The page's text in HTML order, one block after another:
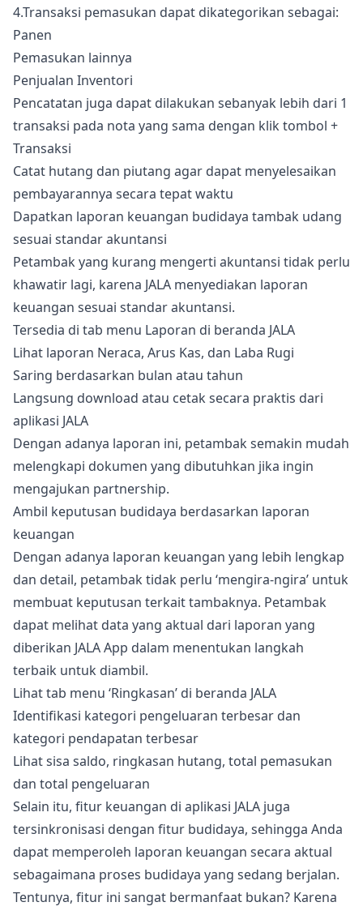
4.Transaksi pemasukan dapat dikategorikan sebagai:
Panen
Pemasukan lainnya
Penjualan Inventori
Pencatatan juga dapat dilakukan sebanyak lebih dari 1
transaksi pada nota yang sama dengan klik tombol +
Transaksi
Catat hutang dan piutang agar dapat menyelesaikan
pembayarannya secara tepat waktu
Dapatkan laporan keuangan budidaya tambak udang
sesuai standar akuntansi
Petambak yang kurang mengerti akuntansi tidak perlu
khawatir lagi, karena JALA menyediakan laporan
keuangan sesuai standar akuntansi.
Tersedia di tab menu Laporan di beranda JALA
Lihat laporan Neraca, Arus Kas, dan Laba Rugi
Saring berdasarkan bulan atau tahun
Langsung download atau cetak secara praktis dari
aplikasi JALA
Dengan adanya laporan ini, petambak semakin mudah
melengkapi dokumen yang dibutuhkan jika ingin
mengajukan partnership.
Ambil keputusan budidaya berdasarkan laporan
keuangan
Dengan adanya laporan keuangan yang lebih lengkap
dan detail, petambak tidak perlu ‘mengira-ngira’ untuk
membuat keputusan terkait tambaknya. Petambak
dapat melihat data yang aktual dari laporan yang
diberikan JALA App dalam menentukan langkah
terbaik untuk diambil.
Lihat tab menu ‘Ringkasan’ di beranda JALA
Identifikasi kategori pengeluaran terbesar dan
kategori pendapatan terbesar
Lihat sisa saldo, ringkasan hutang, total pemasukan
dan total pengeluaran
Selain itu, fitur keuangan di aplikasi JALA juga
tersinkronisasi dengan fitur budidaya, sehingga Anda
dapat memperoleh laporan keuangan secara aktual
sebagaimana proses budidaya yang sedang berjalan.
Tentunya, fitur ini sangat bermanfaat bukan? Karena